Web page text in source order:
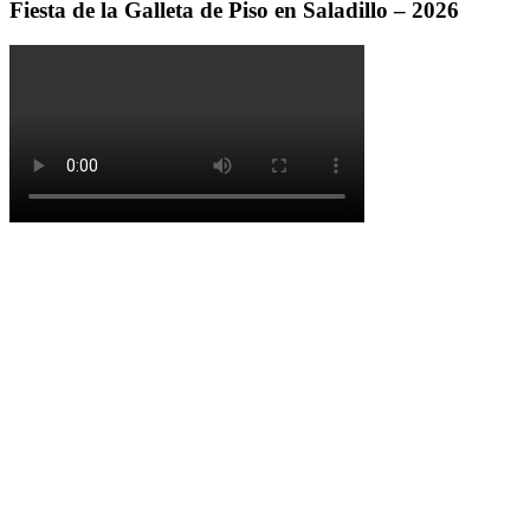
Fiesta de la Galleta de Piso en Saladillo – 2026